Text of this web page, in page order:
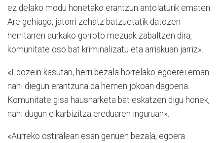
ez delako modu honetako erantzun antolaturik ematen.
Are gehiago, jatorri zehatz batzuetatik datozen
herritarren aurkako gorroto mezuak zabaltzen dira,
komunitate oso bat kriminalizatu eta arriskuan jarriz».
«Edozein kasutan, herri bezala horrelako egoerei eman
nahi diegun erantzuna da hemen jokoan dagoena.
Komunitate gisa hausnarketa bat eskatzen digu honek,
nahi dugun elkarbizitza ereduaren inguruan».
«Aurreko ostiralean esan genuen bezala, egoera